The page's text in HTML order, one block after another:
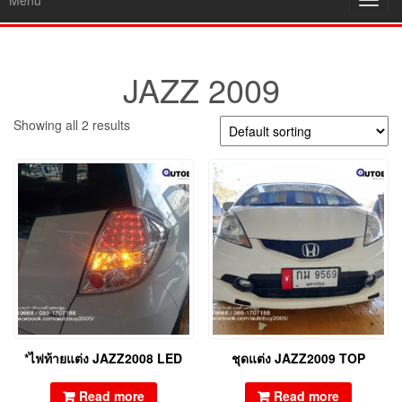
JAZZ 2009
Showing all 2 results
*ไฟท้ายแต่ง JAZZ2008 LED
Read more
ชุดแต่ง JAZZ2009 TOP
Read more